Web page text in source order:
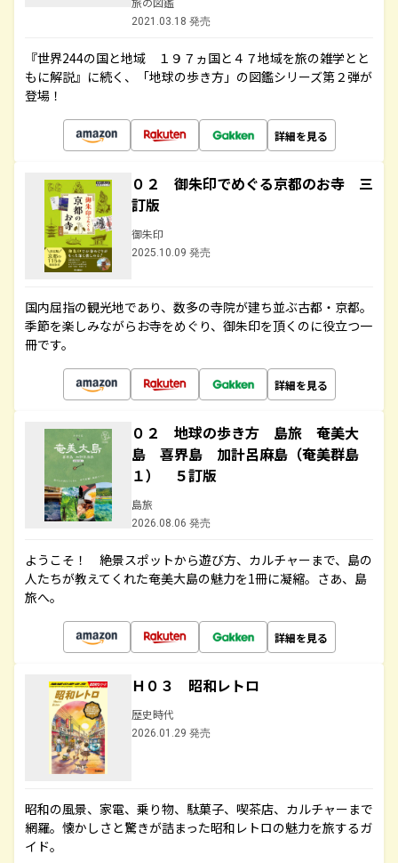
2021.03.18 発売
『世界244の国と地域 １９７ヵ国と４７地域を旅の雑学とと
もに解説』に続く、「地球の歩き方」の図鑑シリーズ第２弾が
登場！
詳細を見る
０２ 御朱印でめぐる京都のお寺 三
訂版
御朱印
2025.10.09 発売
国内屈指の観光地であり、数多の寺院が建ち並ぶ古都・京都。
季節を楽しみながらお寺をめぐり、御朱印を頂くのに役立つ一
冊です。
詳細を見る
０２ 地球の歩き方 島旅 奄美大
島 喜界島 加計呂麻島（奄美群島
１） ５訂版
島旅
2026.08.06 発売
ようこそ！ 絶景スポットから遊び方、カルチャーまで、島の
人たちが教えてくれた奄美大島の魅力を1冊に凝縮。さあ、島
旅へ。
詳細を見る
Ｈ０３ 昭和レトロ
歴史時代
2026.01.29 発売
昭和の風景、家電、乗り物、駄菓子、喫茶店、カルチャーまで
網羅。懐かしさと驚きが詰まった昭和レトロの魅力を旅するガ
イド。